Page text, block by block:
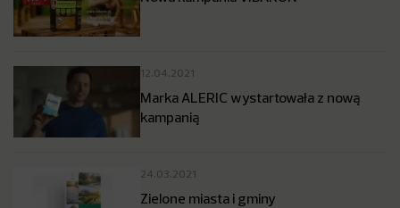
12.04.2021
Marka ALERIC wystartowała z nową
kampanią
24.03.2021
Zielone miasta i gminy